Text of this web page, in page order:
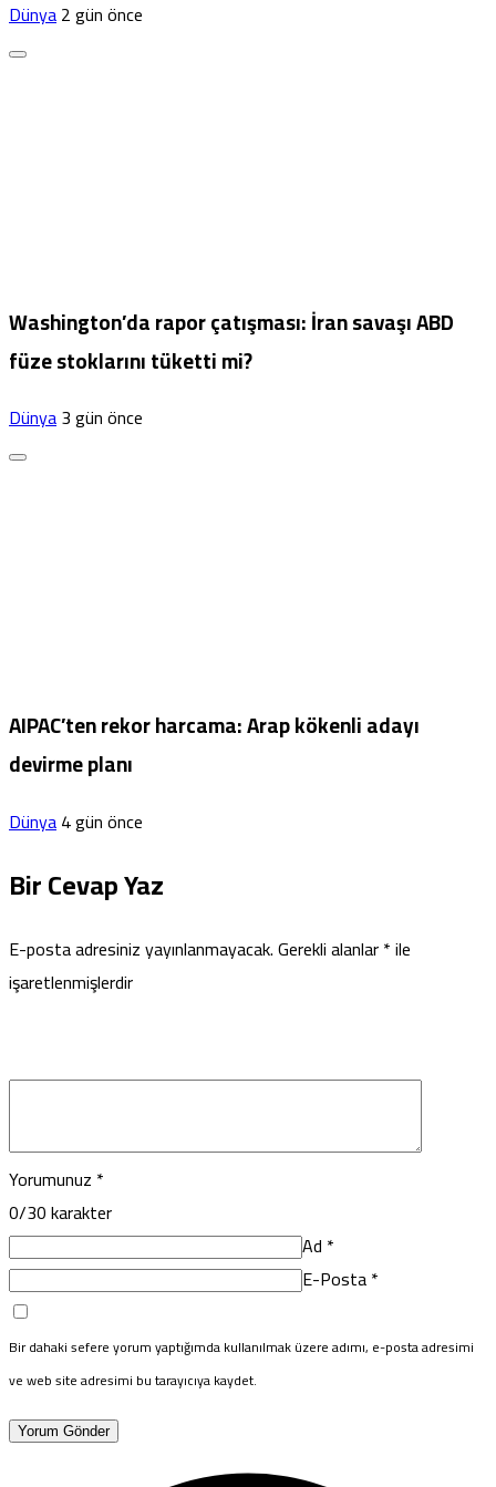
Dünya2 gün önce
Washington’da rapor çatışması: İran savaşı ABD
füze stoklarını tüketti mi?
Dünya3 gün önce
AIPAC’ten rekor harcama: Arap kökenli adayı
devirme planı
Dünya4 gün önce
Bir Cevap Yaz
E-posta adresiniz yayınlanmayacak.Gerekli alanlar*ile
işaretlenmişlerdir
Yorumunuz *
0/30 karakter
Ad *
E-Posta*
Bir dahaki sefere yorum yaptığımda kullanılmak üzere adımı, e-posta adresimi
ve web site adresimi bu tarayıcıya kaydet.
Yorum Gönder